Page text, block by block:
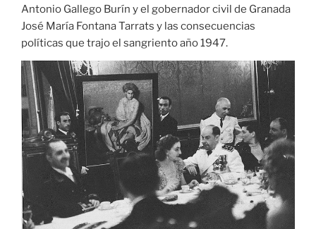
Antonio Gallego Burín y el gobernador civil de Granada
José María Fontana Tarrats y las consecuencias
políticas que trajo el sangriento año 1947.